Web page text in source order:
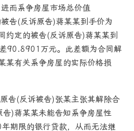
而系争房屋市场总价值
告(反诉原告)蒋某某到手价为
定的被告(反诉原告)蒋某某到
90.8901万元。此差额为合同解
某有关系争房屋的实际价格损
告(反诉被告)张某主张其解除合
)蒋某某未能告知系争房屋性
期限的银行贷款，从而无法继